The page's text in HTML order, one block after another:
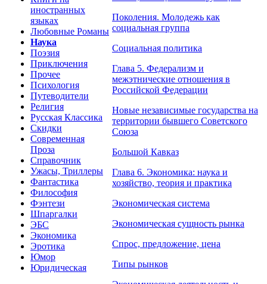
иностранных
языках
Любовные Романы
Наука
Поэзия
Приключения
Прочее
Психология
Путеводители
Религия
Русская Классика
Скидки
Современная
Проза
Справочник
Ужасы, Триллеры
Фантастика
Философия
Фэнтези
Шпаргалки
ЭБС
Экономика
Эротика
Юмор
Юридическая
Поколения. Молодежь как
социальная группа
Социальная политика
Глава 5. Федерализм и
межэтнические отношения в
Российской Федерации
Новые независимые государства на
территории бывшего Советского
Союза
Большой Кавказ
Глава 6. Экономика: наука и
хозяйство, теория и практика
Экономическая система
Экономическая сущность рынка
Спрос, предложение, цена
Типы рынков